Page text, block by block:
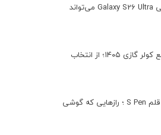
چگونه گوشی Galaxy S26 Ultra می‌تواند
راهنمای جامع کولر گازی ۱۴۰۵؛ از انتخاب
قابلیت‌های قلم S Pen ؛ رازهایی که گوشی